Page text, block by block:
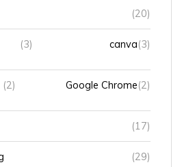
(20)
(3) (3)
(2) Google Chrome (2)
(17)
(29)